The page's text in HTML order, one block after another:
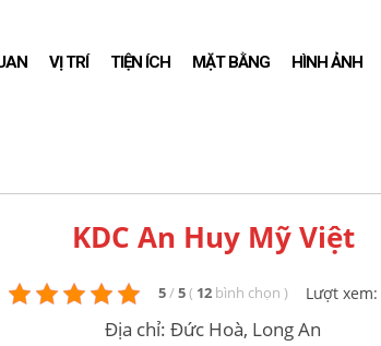
VỊ TRÍ TIỆN ÍCH MẶT BẰNG HÌNH ẢNH
KDC An Huy Mỹ Việt
5/5( 12 bình chọn ) Lượt xem:
Địa chỉ: Đức Hoà, Long An